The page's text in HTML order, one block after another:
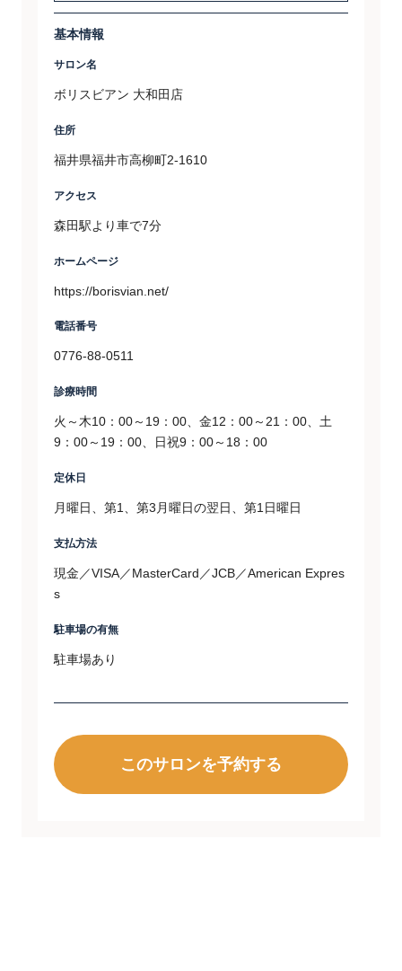
基本情報
サロン名
ボリスビアン 大和田店
住所
福井県福井市高柳町2-1610
アクセス
森田駅より車で7分
ホームページ
https://borisvian.net/
電話番号
0776-88-0511
診療時間
火～木10：00～19：00、金12：00～21：00、土
9：00～19：00、日祝9：00～18：00
定休日
月曜日、第1、第3月曜日の翌日、第1日曜日
支払方法
現金／VISA／MasterCard／JCB／American Expres
s
駐車場の有無
駐車場あり
このサロンを予約する